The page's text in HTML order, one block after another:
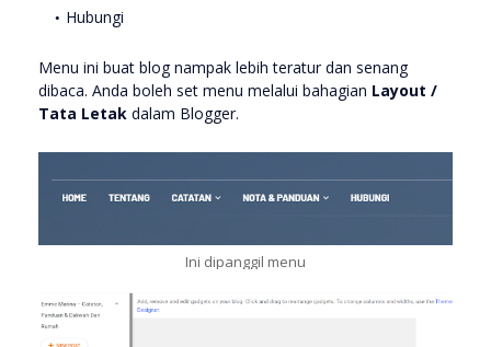
Hubungi
Menu ini buat blog nampak lebih teratur dan senang
dibaca. Anda boleh set menu melalui bahagian Layout /
Tata Letak dalam Blogger.
Ini dipanggil menu